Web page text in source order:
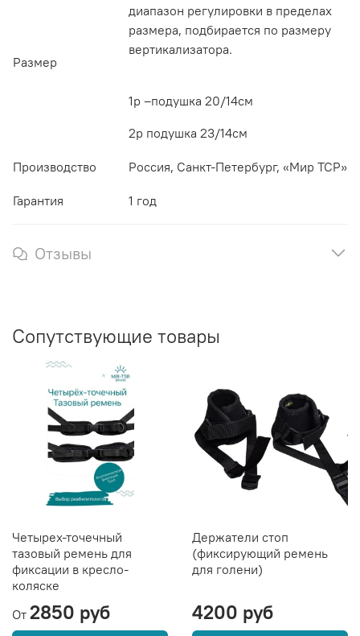
Размер
диапазон регулировки в пределах
размера, подбирается по размеру
вертикализатора.
1р –подушка 20/14см
2р подушка 23/14см
Производство Россия, Санкт-Петербург, «Мир ТСР»
Гарантия 1 год
Отзывы
Сопутствующие товары
Четырех-точечный
тазовый ремень для
фиксации в кресло-
коляске
От 2850 руб
Держатели стоп
(фиксирующий ремень
для голени)
4200 руб